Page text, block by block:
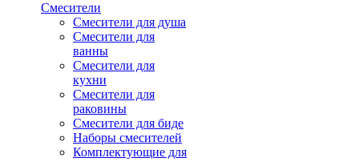
Смесители
Смесители для душа
Смесители для
ванны
Смесители для
кухни
Смесители для
раковины
Смесители для биде
Наборы смесителей
Комплектующие для